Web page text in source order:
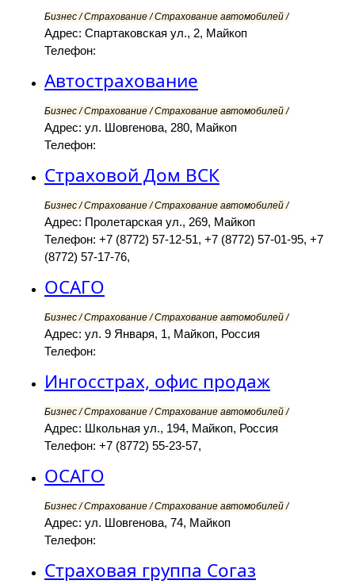
Бизнес / Страхование / Страхование автомобилей /
Адрес: Спартаковская ул., 2, Майкоп
Телефон:
Автострахование
Бизнес / Страхование / Страхование автомобилей /
Адрес: ул. Шовгенова, 280, Майкоп
Телефон:
Страховой Дом ВСК
Бизнес / Страхование / Страхование автомобилей /
Адрес: Пролетарская ул., 269, Майкоп
Телефон: +7 (8772) 57-12-51, +7 (8772) 57-01-95, +7
(8772) 57-17-76,
ОСАГО
Бизнес / Страхование / Страхование автомобилей /
Адрес: ул. 9 Января, 1, Майкоп, Россия
Телефон:
Ингосстрах, офис продаж
Бизнес / Страхование / Страхование автомобилей /
Адрес: Школьная ул., 194, Майкоп, Россия
Телефон: +7 (8772) 55-23-57,
ОСАГО
Бизнес / Страхование / Страхование автомобилей /
Адрес: ул. Шовгенова, 74, Майкоп
Телефон:
Страховая группа Согаз